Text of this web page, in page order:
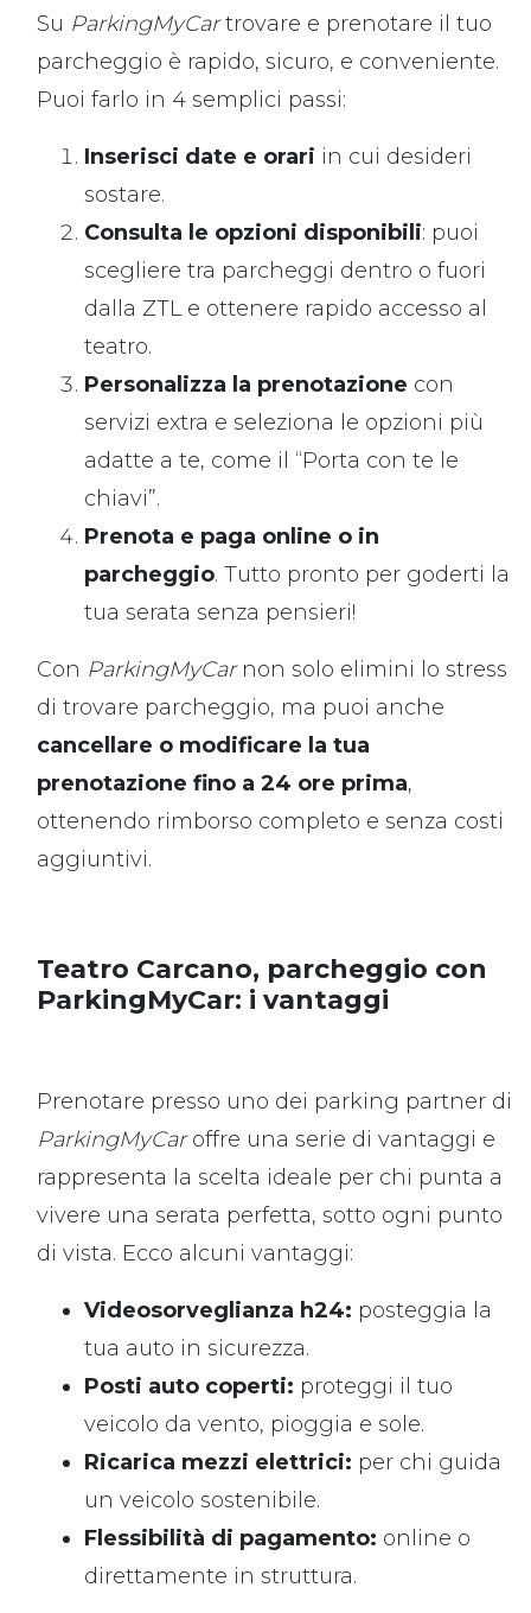
Su ParkingMyCartrovare e prenotare il tuo
parcheggio è rapido, sicuro, e conveniente.
Puoi farlo in 4 semplici passi:
Inserisci date e orari in cui desideri
sostare.
Consulta le opzioni disponibili: puoi
scegliere tra parcheggi dentro o fuori
dalla ZTL e ottenere rapido accesso al
teatro.
Personalizza la prenotazione con
servizi extra e seleziona le opzioni più
adatte a te, come il “Porta con te le
chiavi”.
Prenota e paga online o in
parcheggio. Tutto pronto per goderti la
tua serata senza pensieri!
Con ParkingMyCar non solo elimini lo stress
di trovare parcheggio, ma puoi anche
cancellare o modificare la tua
prenotazione fino a 24 ore prima,
ottenendo rimborso completo e senza costi
aggiuntivi.
Teatro Carcano, parcheggio con
ParkingMyCar: i vantaggi
Prenotare presso uno dei parking partner di
ParkingMyCaroffre una serie di vantaggi e
rappresenta la scelta ideale per chi punta a
vivere una serata perfetta, sotto ogni punto
di vista. Ecco alcuni vantaggi:
Videosorveglianza h24: posteggia la
tua auto in sicurezza.
Posti auto coperti: proteggi il tuo
veicolo da vento, pioggia e sole.
Ricarica mezzi elettrici: per chi guida
un veicolo sostenibile.
Flessibilità di pagamento: online o
direttamente in struttura.